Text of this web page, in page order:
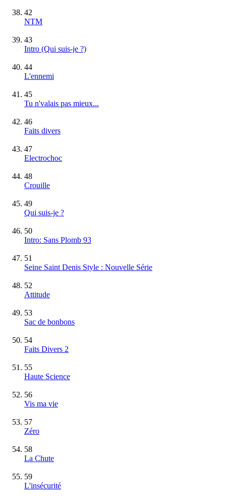
42
NTM
43
Intro (Qui suis-je ?)
44
L'ennemi
45
Tu n'valais pas mieux...
46
Faits divers
47
Electrochoc
48
Crouille
49
Qui suis-je ?
50
Intro: Sans Plomb 93
51
Seine Saint Denis Style : Nouvelle Série
52
Attitude
53
Sac de bonbons
54
Faits Divers 2
55
Haute Science
56
Vis ma vie
57
Zéro
58
La Chute
59
L'insécurité